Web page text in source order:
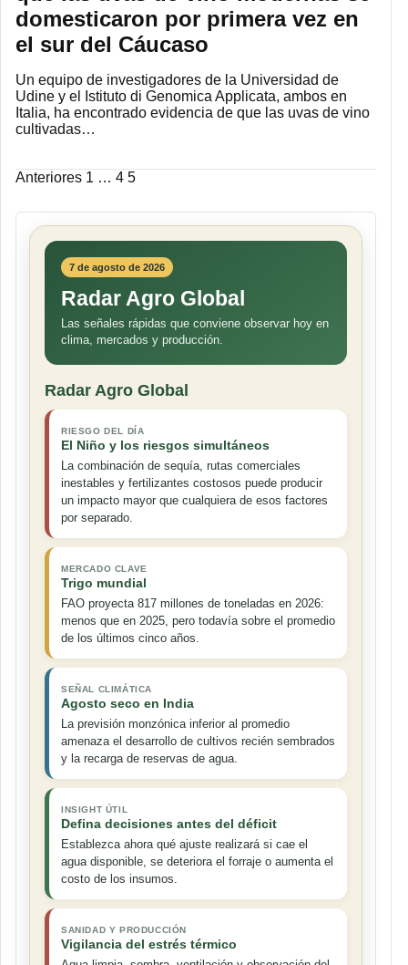
domesticaron por primera vez en
el sur del Cáucaso
Un equipo de investigadores de la Universidad de
Udine y el Istituto di Genomica Applicata, ambos en
Italia, ha encontrado evidencia de que las uvas de vino
cultivadas…
Paginación
de
entradas
Anteriores 1 … 4 5
7 de agosto de 2026
Radar Agro Global
Las señales rápidas que conviene observar hoy en
clima, mercados y producción.
Radar Agro Global
RIESGO DEL DÍA
El Niño y los riesgos simultáneos
La combinación de sequía, rutas comerciales
inestables y fertilizantes costosos puede producir
un impacto mayor que cualquiera de esos factores
por separado.
MERCADO CLAVE
Trigo mundial
FAO proyecta 817 millones de toneladas en 2026:
menos que en 2025, pero todavía sobre el promedio
de los últimos cinco años.
SEÑAL CLIMÁTICA
Agosto seco en India
La previsión monzónica inferior al promedio
amenaza el desarrollo de cultivos recién sembrados
y la recarga de reservas de agua.
INSIGHT ÚTIL
Defina decisiones antes del déficit
Establezca ahora qué ajuste realizará si cae el
agua disponible, se deteriora el forraje o aumenta el
costo de los insumos.
SANIDAD Y PRODUCCIÓN
Vigilancia del estrés térmico